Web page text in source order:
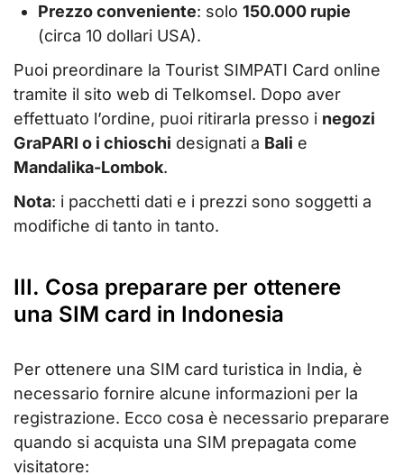
Prezzo conveniente: solo 150.000 rupie
(circa 10 dollari USA).
Puoi preordinare la Tourist SIMPATI Card online
tramite il sito web di Telkomsel. Dopo aver
effettuato l’ordine, puoi ritirarla presso i negozi
GraPARI o i chioschi designati a Bali e
Mandalika-Lombok.
Nota: i pacchetti dati e i prezzi sono soggetti a
modifiche di tanto in tanto.
III. Cosa preparare per ottenere
una SIM card in Indonesia
Per ottenere una SIM card turistica in India, è
necessario fornire alcune informazioni per la
registrazione. Ecco cosa è necessario preparare
quando si acquista una SIM prepagata come
visitatore: